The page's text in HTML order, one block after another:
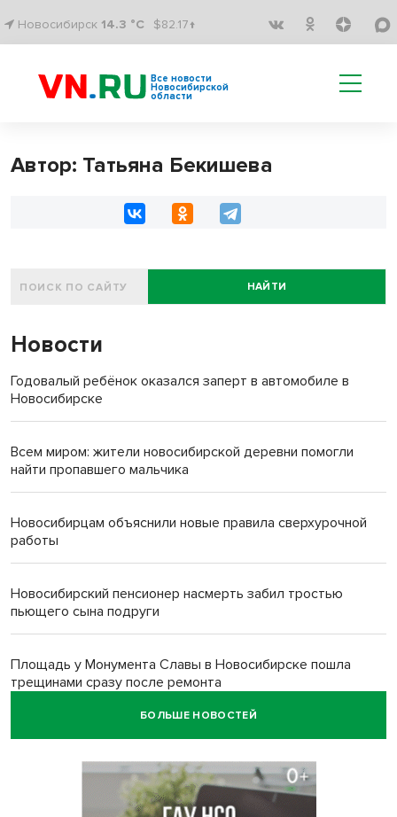
Новосибирск 14.3 °C $82.17↑
Все новости
Новосибирской
области
Автор: Татьяна Бекишева
НАЙТИ
Новости
Годовалый ребёнок оказался заперт в автомобиле в
Новосибирске
Всем миром: жители новосибирской деревни помогли
найти пропавшего мальчика
Новосибирцам объяснили новые правила сверхурочной
работы
Новосибирский пенсионер насмерть забил тростью
пьющего сына подруги
Площадь у Монумента Славы в Новосибирске пошла
трещинами сразу после ремонта
БОЛЬШЕ НОВОСТЕЙ